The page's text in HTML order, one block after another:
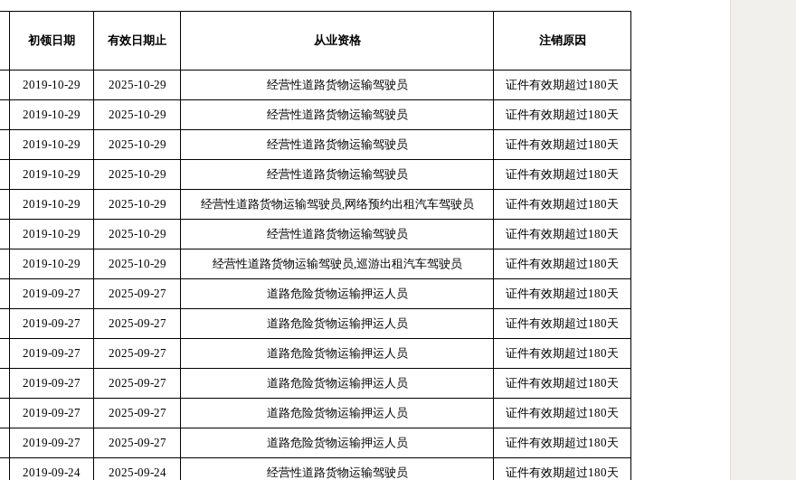
初领日期 有效日期止 从业资格 注销原因
2019-10-29 2025-10-29 经营性道路货物运输驾驶员 证件有效期超过180天
2019-10-29 2025-10-29 经营性道路货物运输驾驶员 证件有效期超过180天
2019-10-29 2025-10-29 经营性道路货物运输驾驶员 证件有效期超过180天
2019-10-29 2025-10-29 经营性道路货物运输驾驶员 证件有效期超过180天
2019-10-29 2025-10-29 经营性道路货物运输驾驶员,网络预约出租汽车驾驶员 证件有效期超过180天
2019-10-29 2025-10-29 经营性道路货物运输驾驶员 证件有效期超过180天
2019-10-29 2025-10-29 经营性道路货物运输驾驶员,巡游出租汽车驾驶员 证件有效期超过180天
2019-09-27 2025-09-27 道路危险货物运输押运人员 证件有效期超过180天
2019-09-27 2025-09-27 道路危险货物运输押运人员 证件有效期超过180天
2019-09-27 2025-09-27 道路危险货物运输押运人员 证件有效期超过180天
2019-09-27 2025-09-27 道路危险货物运输押运人员 证件有效期超过180天
2019-09-27 2025-09-27 道路危险货物运输押运人员 证件有效期超过180天
2019-09-27 2025-09-27 道路危险货物运输押运人员 证件有效期超过180天
2019-09-24 2025-09-24 经营性道路货物运输驾驶员 证件有效期超过180天